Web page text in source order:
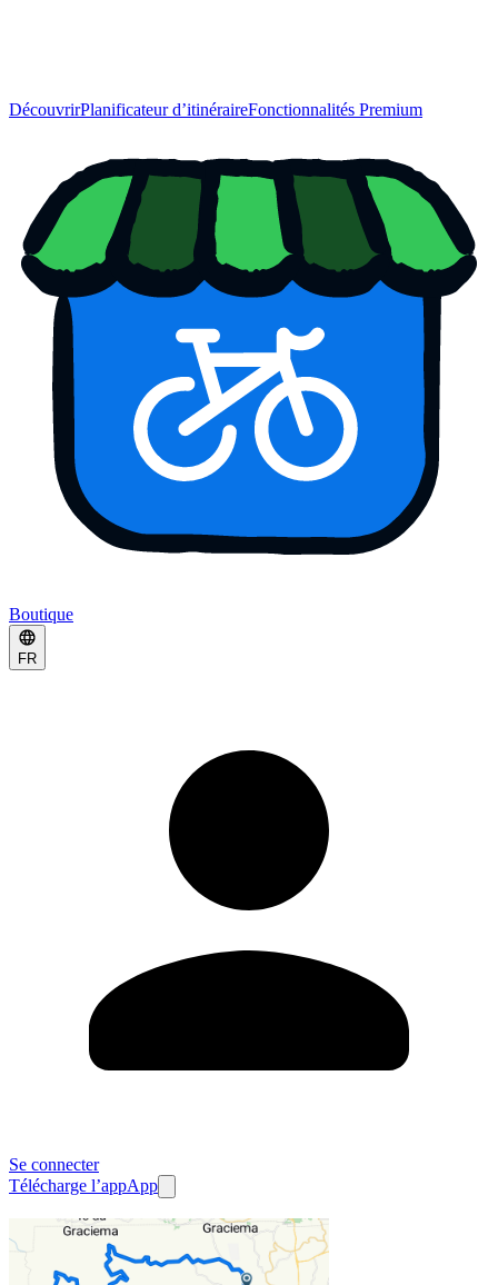
DécouvrirPlanificateur d’itinéraireFonctionnalités Premium
Boutique
FR
Se connecter
Télécharge l’appApp